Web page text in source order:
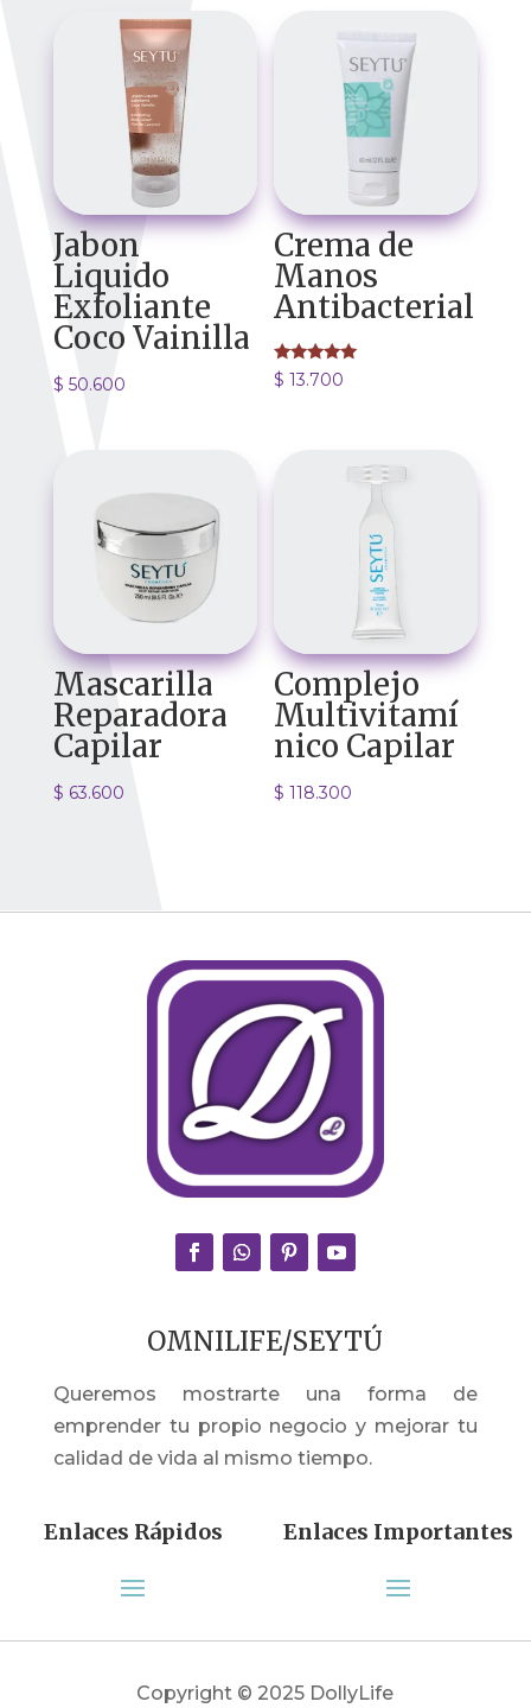
Jabon
Liquido
Exfoliante
Coco Vainilla
$ 50.600
Crema de
Manos
Antibacterial
Valorado
con
$ 13.700
Mascarilla
Reparadora
Capilar
$ 63.600
Complejo
Multivitamí
nico Capilar
$ 118.300
OMNILIFE/SEYTÚ
Queremos mostrarte una forma de
emprender tu propio negocio y mejorar tu
calidad de vida al mismo tiempo.
Enlaces Rápidos Enlaces Importantes
Copyright © 2025 DollyLife